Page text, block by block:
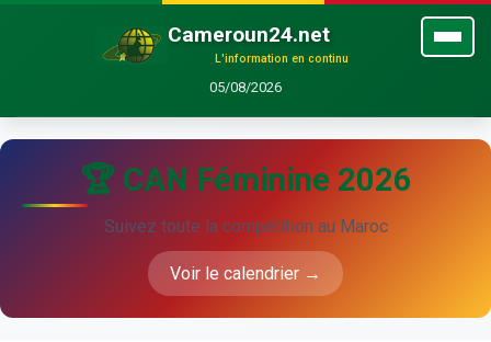
Cameroun24.net
L'information en continu
05/08/2026
🏆 CAN Féminine 2026
Suivez toute la compétition au Maroc
Voir le calendrier →